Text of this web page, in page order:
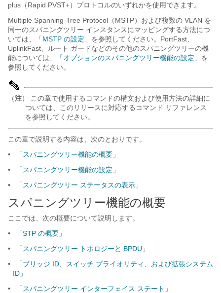
plus（Rapid PVST+）プロトコルのいずれかを使用できます。
Multiple Spanning-Tree Protocol（MSTP）および複数の VLAN を
同一のスパニングツリー インスタンスにマッピングする方法につ
いては、
「MSTP の設定」 を参照してください。PortFast、
UplinkFast、ルート ガードなどのその他のスパニングツリーの機
能については、
「オプションのスパニングツリー機能の設定」 を
参照してください。
（注） この章で使用するコマンドの構文および使用方法の詳細に
ついては、このリリースに対応する コマンド リファレンス
を参照してください。
この章で説明する内容は、次のとおりです。
•
「スパニングツリー機能の概要」
•
「スパニングツリー機能の設定」
•
「スパニングツリー ステータスの表示」
スパニングツリー機能の概要
ここでは、次の概要について説明します。
•
「STP の概要」
•
「スパニングツリー トポロジーと BPDU」
•
「ブリッジ ID、スイッチ プライオリティ、および拡張システム
ID」
•
「スパニングツリー インターフェイス ステート」